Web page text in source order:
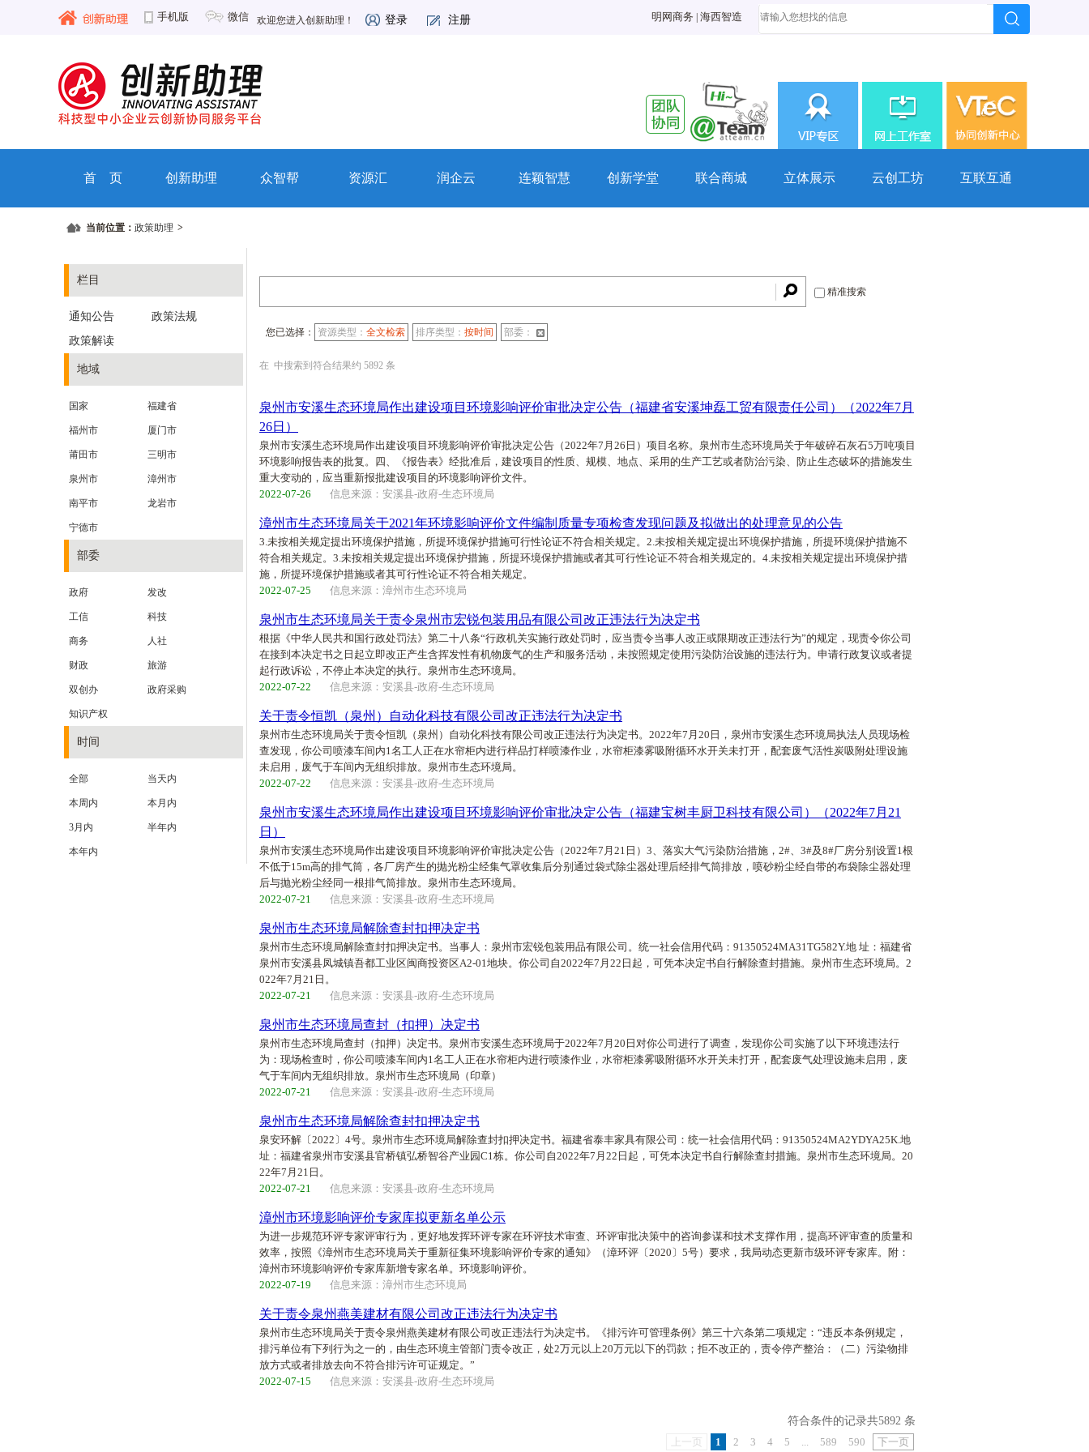
手机版 微信 欢迎您进入创新助理！ 登录 注册 明网商务 海西智造
首 页 创新助理 众智帮 资源汇 润企云 连颖智慧 创新学堂 联合商城 立体展示 云创工坊 互联互通
当前位置： 政策助理 >
栏目
通知公告
政策法规
政策解读
地域
国家 福建省
福州市 厦门市
莆田市 三明市
泉州市 漳州市
南平市 龙岩市
宁德市
部委
政府 发改
工信 科技
商务 人社
财政 旅游
双创办 政府采购
知识产权
时间
全部 当天内
本周内 本月内
3月内 半年内
本年内
精准搜索
您已选择： 资源类型：全文检索 排序类型：按时间 部委：
在 中搜索到符合结果约 5892 条
泉州市安溪生态环境局作出建设项目环境影响评价审批决定公告（福建省安溪坤磊工贸有限责任公司）（2022年7月
26日）
泉州市安溪生态环境局作出建设项目环境影响评价审批决定公告（2022年7月26日）项目名称。泉州市生态环境局关于年破碎石灰石5万吨项目
环境影响报告表的批复。四、《报告表》经批准后，建设项目的性质、规模、地点、采用的生产工艺或者防治污染、防止生态破坏的措施发生
重大变动的，应当重新报批建设项目的环境影响评价文件。
2022-07-26
信息来源：安溪县-政府-生态环境局
漳州市生态环境局关于2021年环境影响评价文件编制质量专项检查发现问题及拟做出的处理意见的公告
3.未按相关规定提出环境保护措施，所提环境保护措施可行性论证不符合相关规定。2.未按相关规定提出环境保护措施，所提环境保护措施不
符合相关规定。3.未按相关规定提出环境保护措施，所提环境保护措施或者其可行性论证不符合相关规定的。4.未按相关规定提出环境保护措
施，所提环境保护措施或者其可行性论证不符合相关规定。
2022-07-25
信息来源：漳州市生态环境局
泉州市生态环境局关于责令泉州市宏锐包装用品有限公司改正违法行为决定书
根据《中华人民共和国行政处罚法》第二十八条“行政机关实施行政处罚时，应当责令当事人改正或限期改正违法行为”的规定，现责令你公司
在接到本决定书之日起立即改正产生含挥发性有机物废气的生产和服务活动，未按照规定使用污染防治设施的违法行为。申请行政复议或者提
起行政诉讼，不停止本决定的执行。泉州市生态环境局。
2022-07-22
信息来源：安溪县-政府-生态环境局
关于责令恒凯（泉州）自动化科技有限公司改正违法行为决定书
泉州市生态环境局关于责令恒凯（泉州）自动化科技有限公司改正违法行为决定书。2022年7月20日，泉州市安溪生态环境局执法人员现场检
查发现，你公司喷漆车间内1名工人正在水帘柜内进行样品打样喷漆作业，水帘柜漆雾吸附循环水开关未打开，配套废气活性炭吸附处理设施
未启用，废气于车间内无组织排放。泉州市生态环境局。
2022-07-22
信息来源：安溪县-政府-生态环境局
泉州市安溪生态环境局作出建设项目环境影响评价审批决定公告（福建宝树丰厨卫科技有限公司）（2022年7月21
日）
泉州市安溪生态环境局作出建设项目环境影响评价审批决定公告（2022年7月21日）3、落实大气污染防治措施，2#、3#及8#厂房分别设置1根
不低于15m高的排气筒，各厂房产生的抛光粉尘经集气罩收集后分别通过袋式除尘器处理后经排气筒排放，喷砂粉尘经自带的布袋除尘器处理
后与抛光粉尘经同一根排气筒排放。泉州市生态环境局。
2022-07-21
信息来源：安溪县-政府-生态环境局
泉州市生态环境局解除查封扣押决定书
泉州市生态环境局解除查封扣押决定书。当事人：泉州市宏锐包装用品有限公司。统一社会信用代码：91350524MA31TG582Y.地 址：福建省
泉州市安溪县凤城镇吾都工业区闽商投资区A2-01地块。你公司自2022年7月22日起，可凭本决定书自行解除查封措施。泉州市生态环境局。2
022年7月21日。
2022-07-21
信息来源：安溪县-政府-生态环境局
泉州市生态环境局查封（扣押）决定书
泉州市生态环境局查封（扣押）决定书。泉州市安溪生态环境局于2022年7月20日对你公司进行了调查，发现你公司实施了以下环境违法行
为：现场检查时，你公司喷漆车间内1名工人正在水帘柜内进行喷漆作业，水帘柜漆雾吸附循环水开关未打开，配套废气处理设施未启用，废
气于车间内无组织排放。泉州市生态环境局（印章）
2022-07-21
信息来源：安溪县-政府-生态环境局
泉州市生态环境局解除查封扣押决定书
泉安环解〔2022〕4号。泉州市生态环境局解除查封扣押决定书。福建省泰丰家具有限公司：统一社会信用代码：91350524MA2YDYA25K.地
址：福建省泉州市安溪县官桥镇弘桥智谷产业园C1栋。你公司自2022年7月22日起，可凭本决定书自行解除查封措施。泉州市生态环境局。20
22年7月21日。
2022-07-21
信息来源：安溪县-政府-生态环境局
漳州市环境影响评价专家库拟更新名单公示
为进一步规范环评专家评审行为，更好地发挥环评专家在环评技术审查、环评审批决策中的咨询参谋和技术支撑作用，提高环评审查的质量和
效率，按照《漳州市生态环境局关于重新征集环境影响评价专家的通知》（漳环评〔2020〕5号）要求，我局动态更新市级环评专家库。附：
漳州市环境影响评价专家库新增专家名单。环境影响评价。
2022-07-19
信息来源：漳州市生态环境局
关于责令泉州燕美建材有限公司改正违法行为决定书
泉州市生态环境局关于责令泉州燕美建材有限公司改正违法行为决定书。《排污许可管理条例》第三十六条第二项规定：“违反本条例规定，
排污单位有下列行为之一的，由生态环境主管部门责令改正，处2万元以上20万元以下的罚款；拒不改正的，责令停产整治：（二）污染物排
放方式或者排放去向不符合排污许可证规定。”
2022-07-15
信息来源：安溪县-政府-生态环境局
符合条件的记录共5892 条
上一页
1 2 3 4 5 ... 589 590 下一页